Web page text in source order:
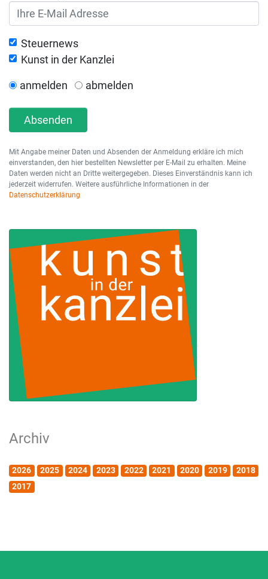
Steuernews
Kunst in der Kanzlei
anmelden abmelden
Absenden
Mit Angabe meiner Daten und Absenden der Anmeldung erkläre ich mich
einverstanden, den hier bestellten Newsletter per E-Mail zu erhalten. Meine
Daten werden nicht an Dritte weitergegeben. Dieses Einverständnis kann ich
jederzeit widerrufen. Weitere ausführliche Informationen in der
Datenschutzerklärung
Archiv
2026 2025 2024 2023 2022 2021 2020 2019
2018
2017